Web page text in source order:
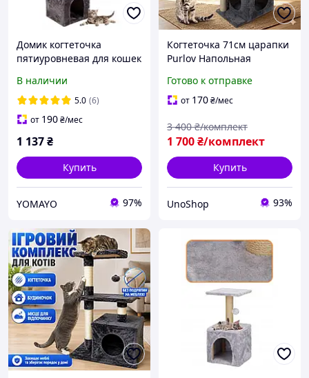
Домик когтеточка
пятиуровневая для кошек
B-94
В наличии
5.0 (6)
от 190₴/мес
1 137₴
Купить
YOMAYO 97%
Когтеточка 71см царапки
Purlov Напольная
кошек с когтеточкой и
лазалкой
Готово к отправке
от 170₴/мес
1 700₴/комплект
3 400 ₴/комплект
Купить
UnoShop 93%